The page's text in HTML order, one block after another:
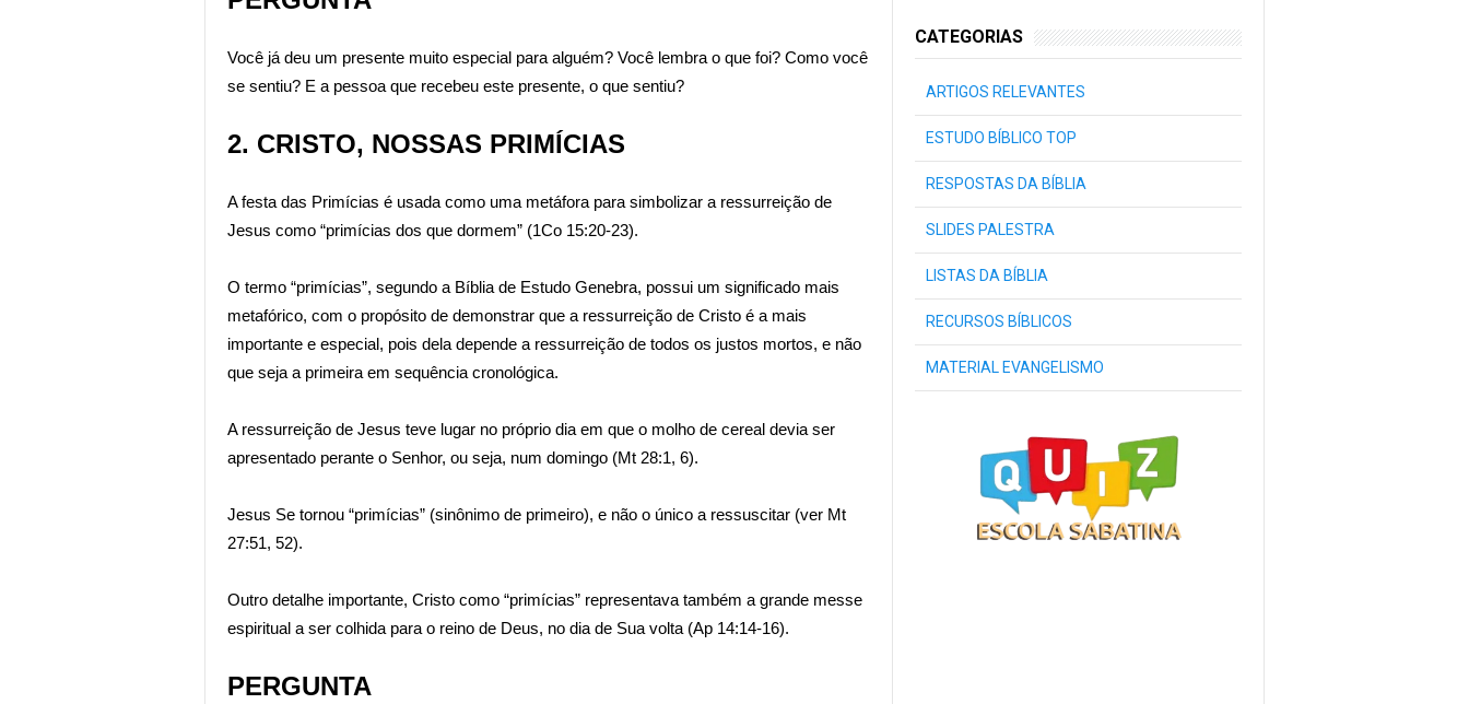
Você já deu um presente muito especial para alguém? Você lembra o que foi? Como você
se sentiu? E a pessoa que recebeu este presente, o que sentiu?
2. CRISTO, NOSSAS PRIMÍCIAS
A festa das Primícias é usada como uma metáfora para simbolizar a ressurreição de
Jesus como “primícias dos que dormem” (1Co 15:20-23).
O termo “primícias”, segundo a Bíblia de Estudo Genebra, possui um significado mais
metafórico, com o propósito de demonstrar que a ressurreição de Cristo é a mais
importante e especial, pois dela depende a ressurreição de todos os justos mortos, e não
que seja a primeira em sequência cronológica.
A ressurreição de Jesus teve lugar no próprio dia em que o molho de cereal devia ser
apresentado perante o Senhor, ou seja, num domingo (Mt 28:1, 6).
Jesus Se tornou “primícias” (sinônimo de primeiro), e não o único a ressuscitar (ver Mt
27:51, 52).
Outro detalhe importante, Cristo como “primícias” representava também a grande messe
espiritual a ser colhida para o reino de Deus, no dia de Sua volta (Ap 14:14-16).
PERGUNTA
CATEGORIAS
ARTIGOS RELEVANTES
ESTUDO BÍBLICO TOP
RESPOSTAS DA BÍBLIA
SLIDES PALESTRA
LISTAS DA BÍBLIA
RECURSOS BÍBLICOS
MATERIAL EVANGELISMO